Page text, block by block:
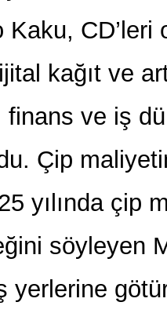
Kaku, CD’leri
kağıt ve
ve iş
Çip
yılında çip
söyleyen
yerlerine